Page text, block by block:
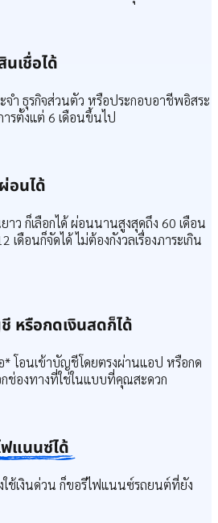
เชื่อได้
จำ ธุรกิจส่วนตัว หรือประกอบอาชีพอิสระ
รตั้งแต่ 6 เดือนขึ้นไป
อนได้
ว ก็เลือกได้ ผ่อนนานสูงสุดถึง 60 เดือน
ดือนก็จัดได้ ไม่ต้องกังวลเรื่องภาระเกิน
หรือกดเงินสดก็ได้
โอนเข้าบัญชีโดยตรงผ่านแอป หรือกด
กช่องทางที่ใช่ในแบบที่คุณสะดวก
ฟแนนซ์ได้
ช้เงินด่วน ก็ขอรีไฟแนนซ์รถยนต์ที่ยัง